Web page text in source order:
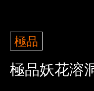
極品
極品妖花溶